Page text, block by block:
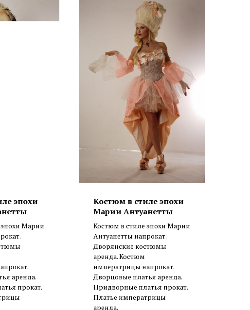
эпохи
Марии
аренда.
прокат.
Костюм в стиле эпохи
Марии Антуанетты
Костюм в стиле эпохи Марии
Антуанетты напрокат.
Дворянские костюмы
аренда. Костюм
императрицы напрокат.
Дворцовые платья аренда.
Придворные платья прокат.
Платье императрицы
аренда.